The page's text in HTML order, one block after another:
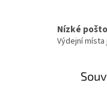
Nízké
Výdejní místa